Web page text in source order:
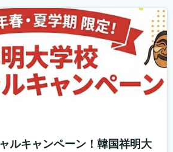
ルキャンペーン！韓国祥明大